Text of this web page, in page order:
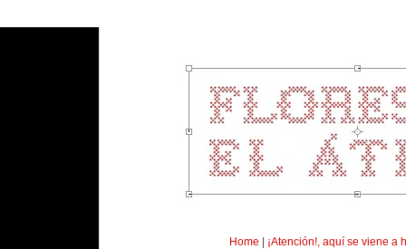
Home | ¡Atención!, aquí se viene a